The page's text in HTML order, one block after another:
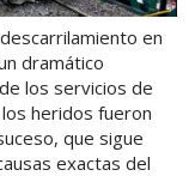
en
dramático
los servicios de
heridos fueron
que sigue
exactas del